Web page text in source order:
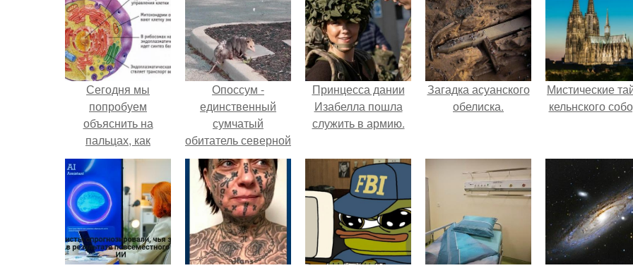
Сегодня мы
попробуем
объяснить на
пальцах, как
работают аспирин,
анальгин,
парацетамол,
нурофен и другие
ненаркотические
обезболивающие.
Опоссум -
единственный
сумчатый
обитатель северной
америки.
Принцесса дании
Изабелла пошла
служить в армию.
Загадка асуанского
обелиска.
Мистические
кельнского